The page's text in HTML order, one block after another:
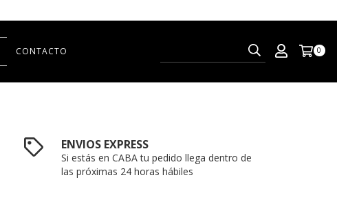
CONTACTO 0
ENVIOS EXPRESS
Si estás en CABA tu pedido llega dentro de
las próximas 24 horas hábiles